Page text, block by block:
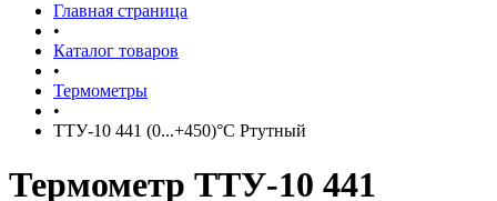
Главная страница
•
Каталог товаров
•
Термометры
•
ТТУ-10 441 (0...+450)°С Ртутный
Термометр ТТУ-10 441